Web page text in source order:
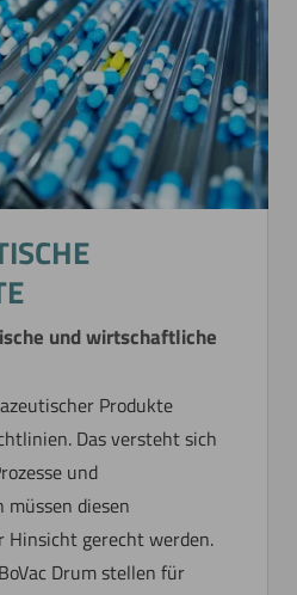
und wirtschaftliche
Produkte
Das versteht sich
und
diesen
Hinsicht gerecht werden.
Drum stellen für